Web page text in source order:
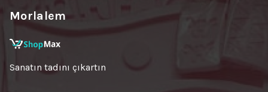
Morlalem
Sanatın tadını çıkartın